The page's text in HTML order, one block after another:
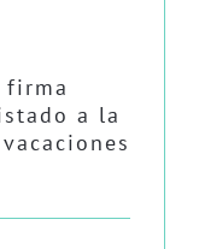
firma
a la